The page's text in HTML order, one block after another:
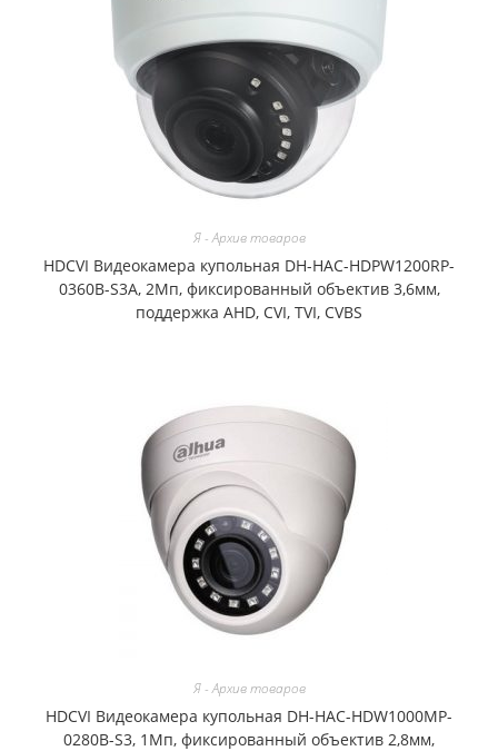
Я - Архив товаров
HDCVI Видеокамера купольная DH-HAC-HDPW1200RP-
0360B-S3A, 2Мп, фиксированный объектив 3,6мм,
поддержка AHD, CVI, TVI, CVBS
Я - Архив товаров
HDCVI Видеокамера купольная DH-HAC-HDW1000MP-
0280B-S3, 1Мп, фиксированный объектив 2,8мм,